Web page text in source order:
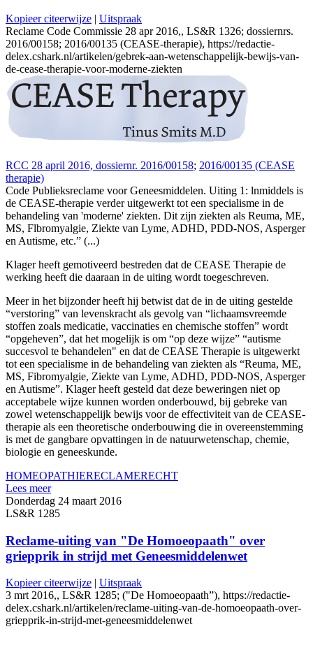
Kopieer citeerwijze | Uitspraak
Reclame Code Commissie 28 apr 2016,, LS&R 1326; dossiernrs.
2016/00158; 2016/00135 (CEASE-therapie), https://redactie-
delex.cshark.nl/artikelen/gebrek-aan-wetenschappelijk-bewijs-van-
de-cease-therapie-voor-moderne-ziekten
RCC 28 april 2016, dossiernr. 2016/00158; 2016/00135 (CEASE
therapie)
Code Publieksreclame voor Geneesmiddelen. Uiting 1: lnmiddels is
de CEASE-therapie verder uitgewerkt tot een specialisme in de
behandeling van 'moderne' ziekten. Dit zijn ziekten als Reuma, ME,
MS, Flbromyalgie, Ziekte van Lyme, ADHD, PDD-NOS, Asperger
en Autisme, etc.” (...)
Klager heeft gemotiveerd bestreden dat de CEASE Therapie de
werking heeft die daaraan in de uiting wordt toegeschreven.
Meer in het bijzonder heeft hij betwist dat de in de uiting gestelde
“verstoring” van levenskracht als gevolg van “lichaamsvreemde
stoffen zoals medicatie, vaccinaties en chemische stoffen” wordt
“opgeheven”, dat het mogelijk is om “op deze wijze” “autisme
succesvol te behandelen" en dat de CEASE Therapie is uitgewerkt
tot een specialisme in de behandeling van ziekten als “Reuma, ME,
MS, Fibromyalgie, Ziekte van Lyme, ADHD, PDD-NOS, Asperger
en Autisme”. Klager heeft gesteld dat deze beweringen niet op
acceptabele wijze kunnen worden onderbouwd, bij gebreke van
zowel wetenschappelijk bewijs voor de effectiviteit van de CEASE-
therapie als een theoretische onderbouwing die in overeenstemming
is met de gangbare opvattingen in de natuurwetenschap, chemie,
biologie en geneeskunde.
HOMEOPATHIERECLAMERECHT
Lees meer
Donderdag 24 maart 2016
LS&R 1285
Reclame-uiting van "De Homoeopaath" over
griepprik in strijd met Geneesmiddelenwet
Kopieer citeerwijze | Uitspraak
3 mrt 2016,, LS&R 1285; ("De Homoeopaath”), https://redactie-
delex.cshark.nl/artikelen/reclame-uiting-van-de-homoeopaath-over-
griepprik-in-strijd-met-geneesmiddelenwet